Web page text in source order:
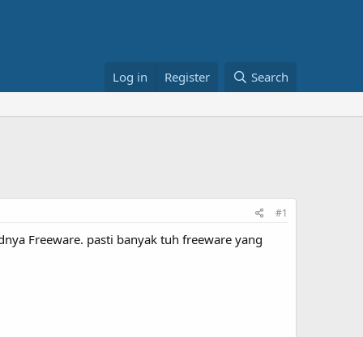
Log in Register Search
#1
Freeware. pasti banyak tuh freeware yang